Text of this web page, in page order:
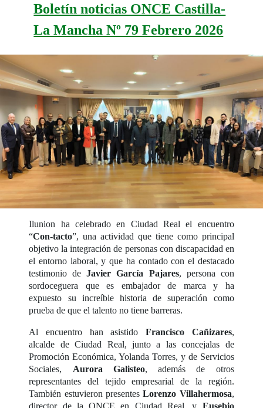
Boletín noticias ONCE Castilla-
La Mancha Nº 79 Febrero 2026
Ilunion ha celebrado en Ciudad Real el encuentro
“Con-tacto”, una actividad que tiene como principal
objetivo la integración de personas con discapacidad en
el entorno laboral, y que ha contado con el destacado
testimonio deJavier García Pajares, persona con
sordoceguera que es embajador de marca y ha
expuesto su increíble historia de superación como
prueba de que el talento no tiene barreras.
Al encuentro han asistido Francisco Cañizares,
alcalde de Ciudad Real, junto a las concejalas de
Promoción Económica, Yolanda Torres, y de Servicios
Sociales, Aurora Galisteo, además de otros
representantes del tejido empresarial de la región.
También estuvieron presentes Lorenzo Villahermosa,